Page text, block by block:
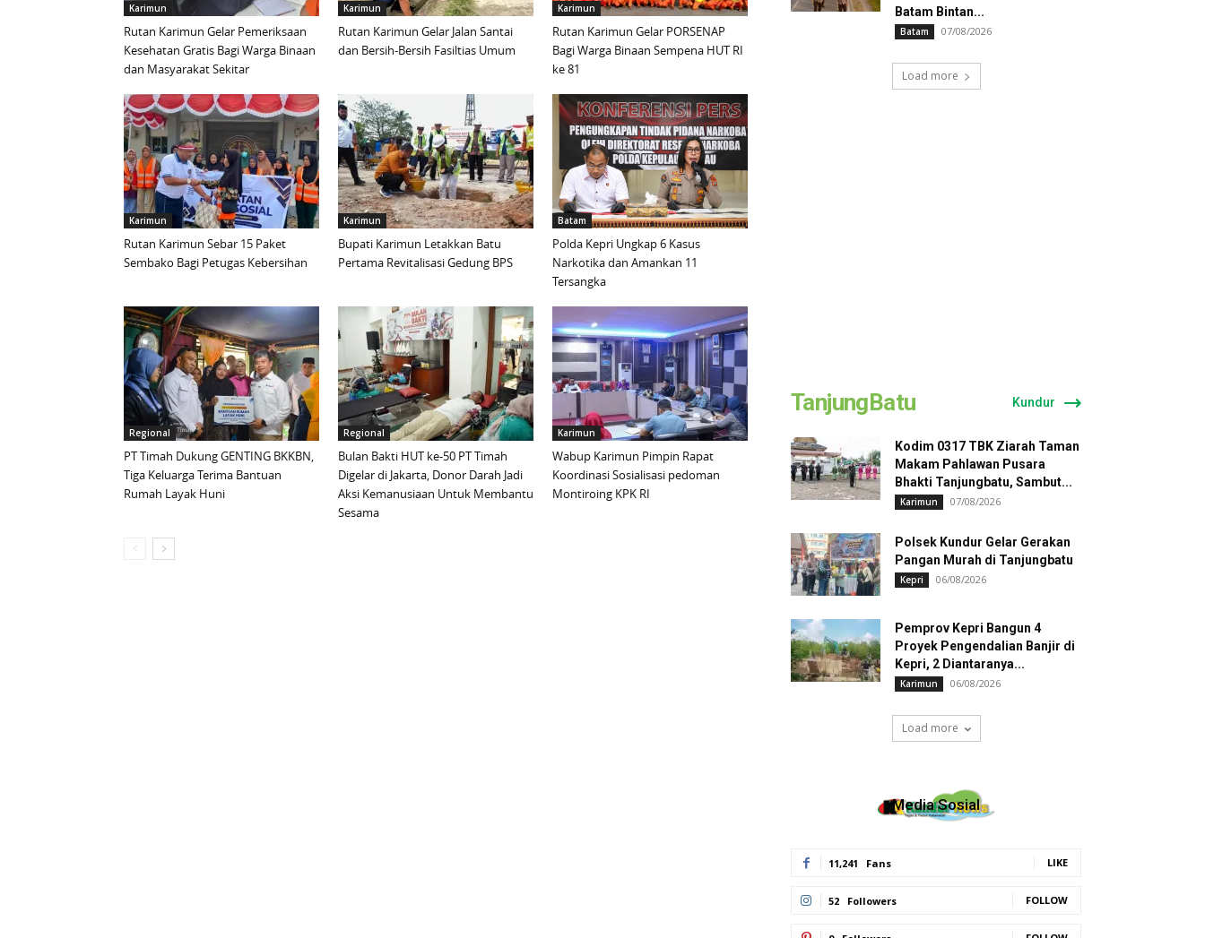
Karimun
Rutan Karimun Gelar Pemeriksaan
Kesehatan Gratis Bagi Warga Binaan
dan Masyarakat Sekitar
Karimun
Rutan Karimun Gelar Jalan Santai
dan Bersih-Bersih Fasiltias Umum
Karimun
Rutan Karimun Gelar PORSENAP
Bagi Warga Binaan Sempena HUT RI
ke 81
Karimun
Rutan Karimun Sebar 15 Paket
Sembako Bagi Petugas Kebersihan
Karimun
Bupati Karimun Letakkan Batu
Pertama Revitalisasi Gedung BPS
Batam
Polda Kepri Ungkap 6 Kasus
Narkotika dan Amankan 11
Tersangka
Regional
PT Timah Dukung GENTING BKKBN,
Tiga Keluarga Terima Bantuan
Rumah Layak Huni
Regional
Bulan Bakti HUT ke-50 PT Timah
Digelar di Jakarta, Donor Darah Jadi
Aksi Kemanusiaan Untuk Membantu
Sesama
Karimun
Wabup Karimun Pimpin Rapat
Koordinasi Sosialisasi pedoman
Montiroing KPK RI
Batam Bintan...
Batam 07/08/2026
Load more
TanjungBatu Kundur
Kodim 0317 TBK Ziarah Taman
Makam Pahlawan Pusara
Bhakti Tanjungbatu, Sambut...
Karimun 07/08/2026
Polsek Kundur Gelar Gerakan
Pangan Murah di Tanjungbatu
Kepri 06/08/2026
Pemprov Kepri Bangun 4
Proyek Pengendalian Banjir di
Kepri, 2 Diantaranya...
Karimun 06/08/2026
Load more
Media Sosial
11,241 Fans LIKE
52 Followers FOLLOW